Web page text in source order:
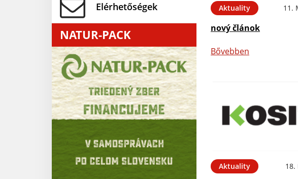
Elérhetőségek
NATUR-PACK
Aktuality 11.
nový článok
Bővebben
Aktuality 18.